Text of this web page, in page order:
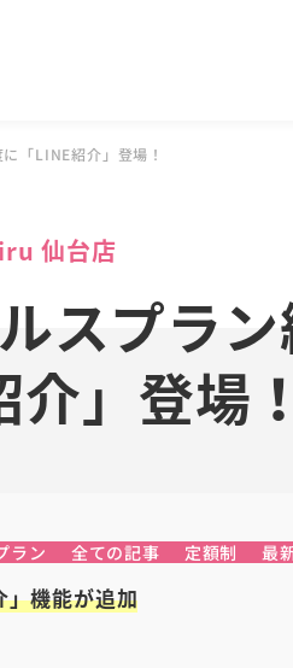
「LINE紹介」登場！
仙台店
スプラ
」登場！
ラン 全ての記事 定額制 最
」機能が追加